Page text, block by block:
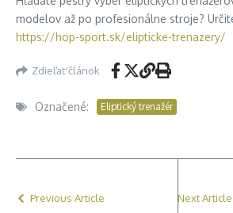
modelov až po profesionálne stroje?
https://hop-sport.sk/elipticke-trenazery/
Zdieľať článok
Označené: Eliptický trenažér
Previous Article Next Article